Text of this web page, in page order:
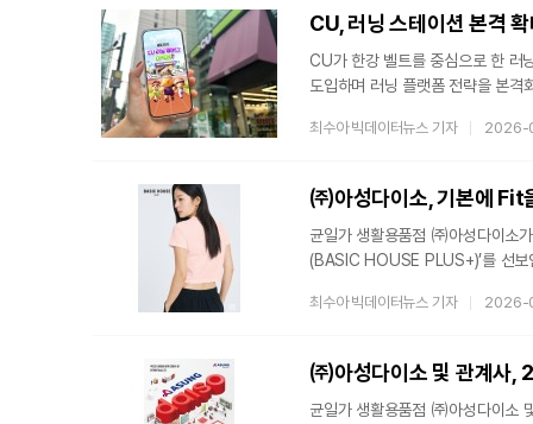
이번에도 취업 상담부터 현장 면
CU, 러닝 스테이션 본격 확
CU가 한강 벨트를 중심으로 한 러
도입하며 러닝 플랫폼 전략을 본
시그니처 점포는 물품보관함과 탈
끌고 있다.실제 CU가 해당 점포
단백
최수아 빅데이터뉴스 기자 2026-
㈜아성다이소, 기본에 Fit
균일가 생활용품점 ㈜아성다이소
(BASIC HOUSE PLUS+)’를 선보
허리라인이 드러나는 짧은 기장의
중심으로 총 40종 선보인다.먼저,
최수아 빅데이터뉴스 기자 2026-
㈜아성다이소 및 관계사,
균일가 생활용품점 ㈜아성다이소